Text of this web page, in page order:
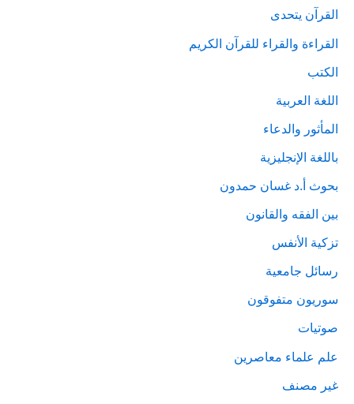
القرآن يتحدى
القراءة والقراء للقرآن الكريم
الكتب
اللغة العربية
المأثور والدعاء
باللغة الإنجليزية
بحوث أ.د غسان حمدون
بين الفقه والقانون
تزكية الأنفس
رسائل جامعية
سوريون متفوقون
صوتيات
علم علماء معاصرين
غير مصنف